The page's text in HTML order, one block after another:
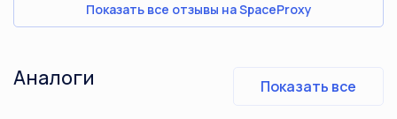
Показать все отзывы на SpaceProxy
Аналоги Показать все